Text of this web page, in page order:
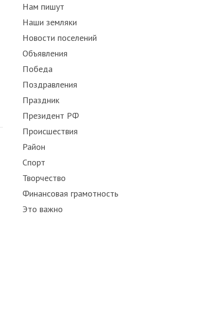
Нам пишут
Наши земляки
Новости поселений
Объявления
Победа
Поздравления
Праздник
Президент РФ
Происшествия
Район
Спорт
Творчество
Финансовая грамотность
Это важно